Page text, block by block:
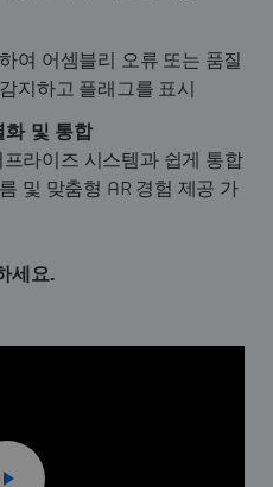
여 어셈블리 오류 또는 품질
지하고 플래그를 표시
화 및 통합
프라이즈 시스템과 쉽게 통합
및 맞춤형 AR 경험 제공 가
세요.